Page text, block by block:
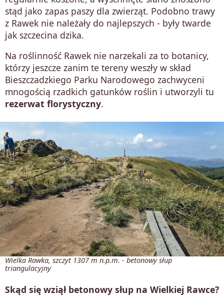
stąd jako zapas paszy dla zwierząt. Podobno trawy
z Rawek nie należały do najlepszych - były twarde
jak szczecina dzika.
Na roślinność Rawek nie narzekali za to botanicy,
którzy jeszcze zanim te tereny weszły w skład
Bieszczadzkiego Parku Narodowego zachwyceni
mnogością rzadkich gatunków roślin i utworzyli tu
rezerwat florystyczny.
Wielka Rawka, szczyt 1307 m n.p.m. - betonowy słup
triangulacyjny
Skąd się wziął betonowy słup na Wielkiej Rawce?